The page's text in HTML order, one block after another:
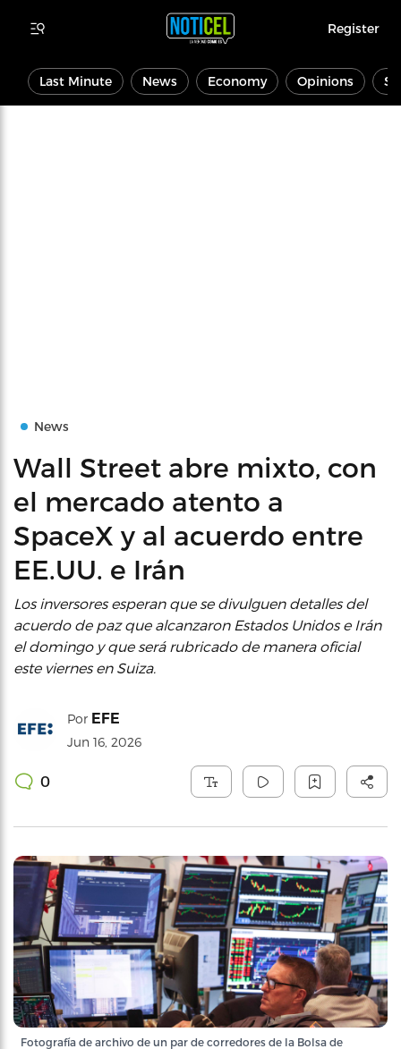
Register
Last Minute News Economy Opinions
News
Wall Street abre mixto, con
el mercado atento a
SpaceX y al acuerdo entre
EE.UU. e Irán
Los inversores esperan que se divulguen detalles del
acuerdo de paz que alcanzaron Estados Unidos e Irán
el domingo y que será rubricado de manera oficial
este viernes en Suiza.
Por EFE
Jun 16, 2026
0
Fotografía de archivo de un par de corredores de la Bolsa de